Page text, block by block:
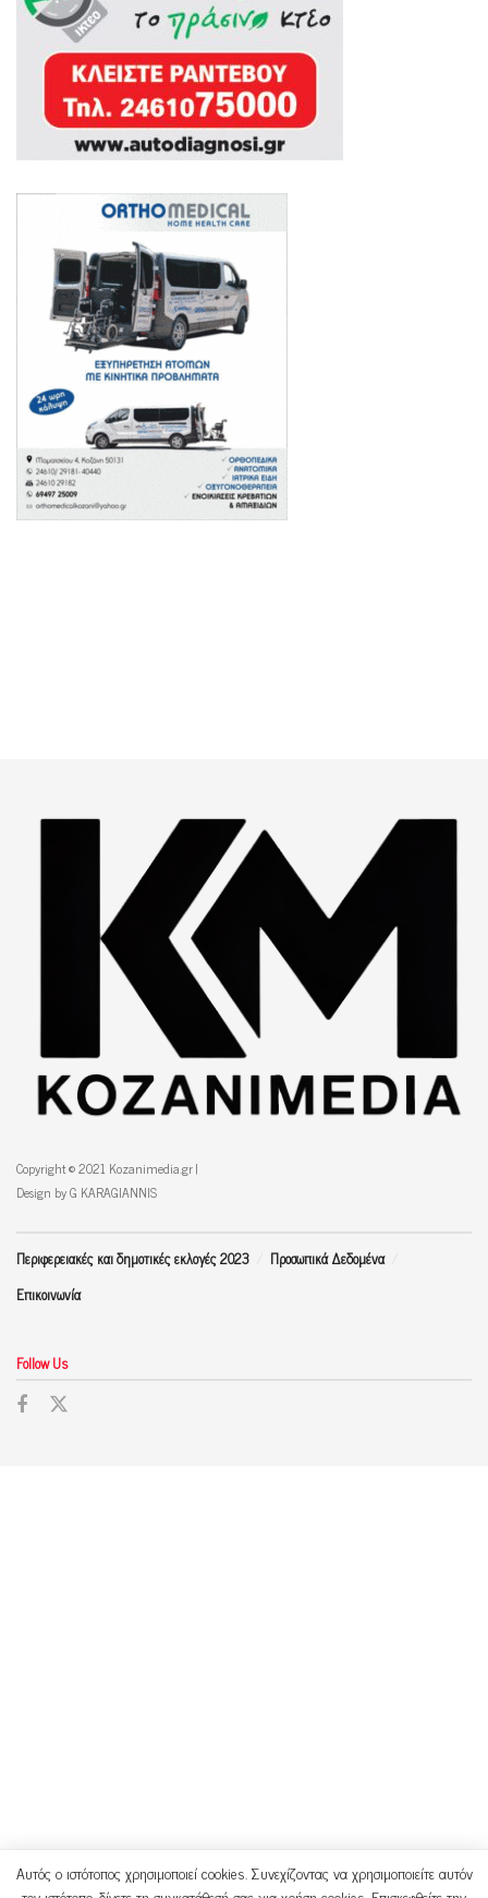
Copyright © 2021 Kozanimedia.gr |
Design by G KARAGIANNIS
Περιφερειακές και δημοτικές εκλογές 2023
Προσωπικά Δεδομένα
Επικοινωνία
Follow Us
Αυτός ο ιστότοπος χρησιμοποιεί cookies. Συνεχίζοντας να χρησιμοποιείτε αυτόν